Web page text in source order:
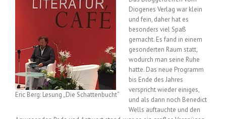
Eric Berg: Lesung „Die Schattenbucht“
Diogenes Verlag war klein
und fein, daher hat es
besonders viel Spaß
gemacht. Es fand in einem
gesonderten Raum statt,
wodurch man seine Ruhe
hatte. Das neue Programm
bis Ende des Jahres
verspricht wieder einiges,
und als dann noch Benedict
Wells auftauchte und den